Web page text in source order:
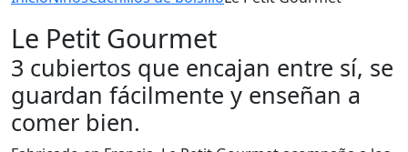
Le Petit Gourmet
3 cubiertos que encajan entre sí, se
guardan fácilmente y enseñan a
comer bien.